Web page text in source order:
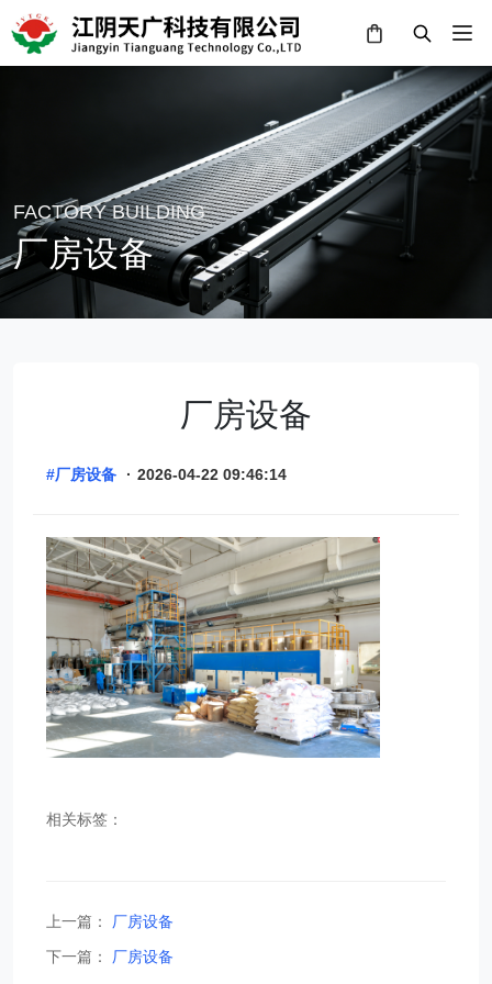
FACTORY BUILDING
厂房设备
厂房设备
#厂房设备 · 2026-04-22 09:46:14
相关标签：
上一篇：
厂房设备
下一篇：
厂房设备